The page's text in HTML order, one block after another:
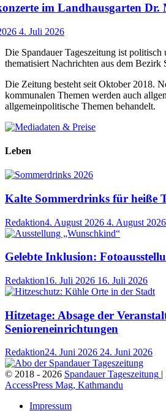
im Landhausgarten Dr.
4. Juli 2026
Die Spandauer Tageszeitung ist politisch
thematisiert Nachrichten aus dem Bezirk
Die Zeitung besteht seit Oktober 2018.
kommunalen Themen werden auch
allgemeinpolitische Themen behandelt.
Leben
Kalte Sommerdrinks für heiße
Redaktion4. August 2026 4. August 2026
Gelebte Inklusion:
Redaktion16. Juli 2026 16. Juli 2026
Hitzetage: Absage der
Senioreneinrichtungen
Redaktion24. Juni 2026 24. Juni 2026
© 2018 - 2026 Spandauer Tageszeitung |
AccessPress Mag, Kathmandu
Impressum